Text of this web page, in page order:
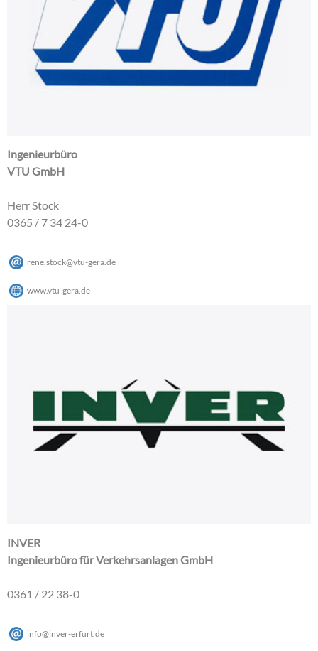
Ingenieurbüro
VTU GmbH
Herr Stock
0365 / 7 34 24-0
rene.stock@vtu-gera de
www.vtu-gera.de
INVER
Ingenieurbüro für Verkehrsanlagen GmbH
0361 / 22 38-0
info@inver-erfurt de